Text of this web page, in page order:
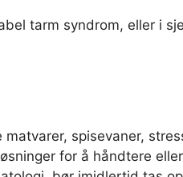
tarm syndrom, eller i
spisevaner,
for å håndtere eller